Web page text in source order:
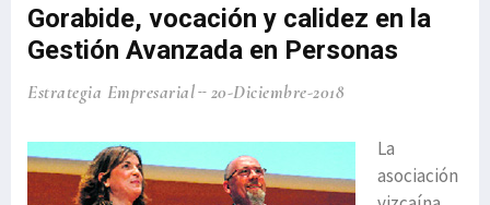
Gorabide, vocación y calidez en la
Gestión Avanzada en Personas
Estrategia Empresarial 20-Diciembre-2018
La
asociación